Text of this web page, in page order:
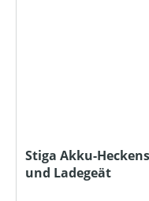
Stiga Akku-
und Ladegeät